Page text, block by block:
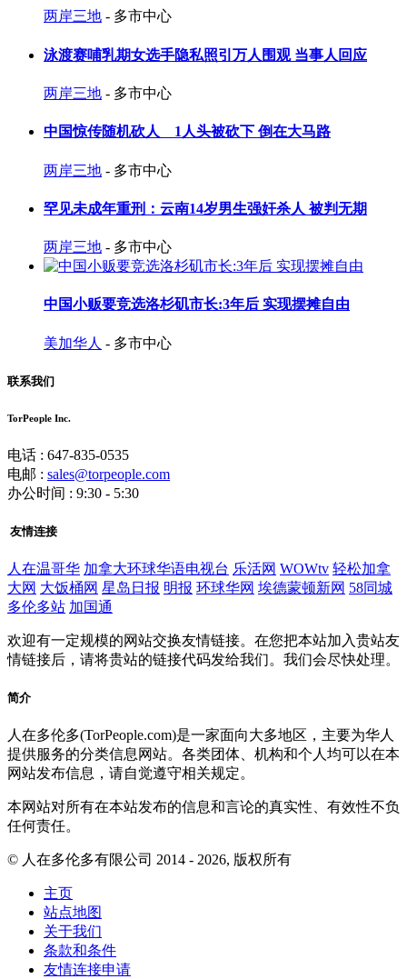
两岸三地 - 多市中心
泳渡赛哺乳期女选手隐私照引万人围观 当事人回应
两岸三地 - 多市中心
中国惊传随机砍人 1人头被砍下 倒在大马路
两岸三地 - 多市中心
罕见未成年重刑：云南14岁男生强奸杀人 被判无期
两岸三地 - 多市中心
中国小贩要竞选洛杉矶市长:3年后 实现摆摊自由
美加华人 - 多市中心
联系我们
TorPeople Inc.
电话 : 647-835-0535
电邮 : sales@torpeople.com
办公时间 : 9:30 - 5:30
友情连接
人在温哥华 加拿大环球华语电视台 乐活网 WOWtv 轻松加拿
大网 大饭桶网 星岛日报 明报 环球华网 埃德蒙顿新网 58同城
多伦多站 加国通
欢迎有一定规模的网站交换友情链接。在您把本站加入贵站友
情链接后，请将贵站的链接代码发给我们。我们会尽快处理。
简介
人在多伦多(TorPeople.com)是一家面向大多地区，主要为华人
提供服务的分类信息网站。各类团体、机构和个人均可以在本
网站发布信息，请自觉遵守相关规定。
本网站对所有在本站发布的信息和言论的真实性、有效性不负
任何责任。
© 人在多伦多有限公司 2014 - 2026, 版权所有
主页
站点地图
关于我们
条款和条件
友情连接申请